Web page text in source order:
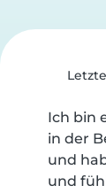
Ich bin
in der
und
und